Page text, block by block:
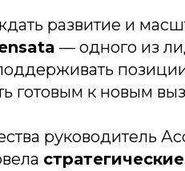
развитие и
— одного из
готовым к новым
руководитель